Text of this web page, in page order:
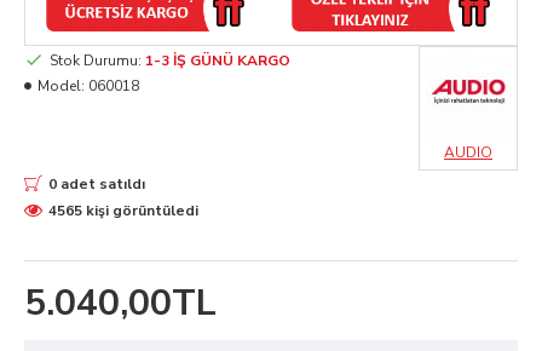
5.040,00TL
Stok Durumu: 1-3 İŞ GÜNÜ KARGO
Model: 060018
AUDIO
0 adet satıldı
4565 kişi görüntüledi